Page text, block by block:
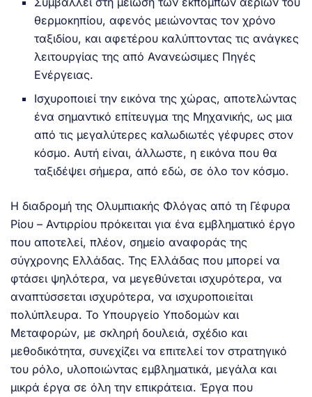
θερμοκηπίου, αφενός μειώνοντας τον χρόνο
ταξιδίου, και αφετέρου καλύπτοντας τις ανάγκες
λειτουργίας της από Ανανεώσιμες Πηγές
Ενέργειας.
Ισχυροποιεί την εικόνα της χώρας, αποτελώντας
ένα σημαντικό επίτευγμα της Μηχανικής, ως μια
από τις μεγαλύτερες καλωδιωτές γέφυρες στον
κόσμο. Αυτή είναι, άλλωστε, η εικόνα που θα
ταξιδέψει σήμερα, από εδώ, σε όλο τον κόσμο.
Η διαδρομή της Ολυμπιακής Φλόγας από τη Γέφυρα
Ρίου – Αντιρρίου πρόκειται για ένα εμβληματικό έργο
που αποτελεί, πλέον, σημείο αναφοράς της
σύγχρονης Ελλάδας. Της Ελλάδας που μπορεί να
φτάσει ψηλότερα, να μεγεθύνεται ισχυρότερα, να
αναπτύσσεται ισχυρότερα, να ισχυροποιείται
πολύπλευρα. Το Υπουργείο Υποδομών και
Μεταφορών, με σκληρή δουλειά, σχέδιο και
μεθοδικότητα, συνεχίζει να επιτελεί τον στρατηγικό
του ρόλο, υλοποιώντας εμβληματικά, μεγάλα και
μικρά έργα σε όλη την επικράτεια. Έργα που